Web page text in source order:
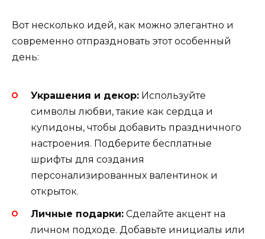
Вот несколько идей, как можно элегантно и
современно отпраздновать этот особенный
день:
Украшения и декор: Используйте
символы любви, такие как сердца и
купидоны, чтобы добавить праздничного
настроения. Подберите бесплатные
шрифты для создания
персонализированных валентинок и
открыток.
Личные подарки: Сделайте акцент на
личном подходе. Добавьте инициалы или